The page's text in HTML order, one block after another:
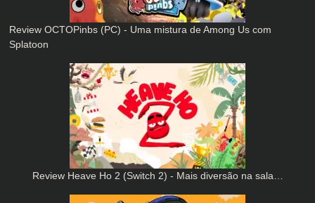
Review OCTOPinbs (PC) - Uma mistura de Among Us com
Splatoon
Review Heave Ho 2 (Switch 2) - Mais diversão na sala…